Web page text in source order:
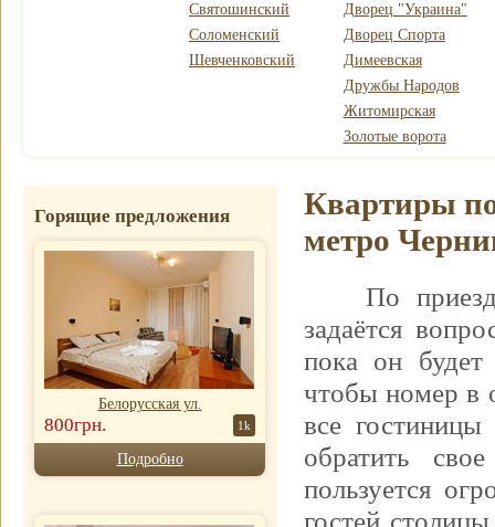
Святошинский
Соломенский
Шевченковский
Дворец "Украина"
Дворец Спорта
Димеевская
Дружбы Народов
Житомирская
Золотые ворота
Горящие предложения
Белорусская ул.
800грн. 1k
Подробно
Квартиры
метро
По
задаётся
пока он будет
чтобы номер в
все
обратить
пользуется
гостей